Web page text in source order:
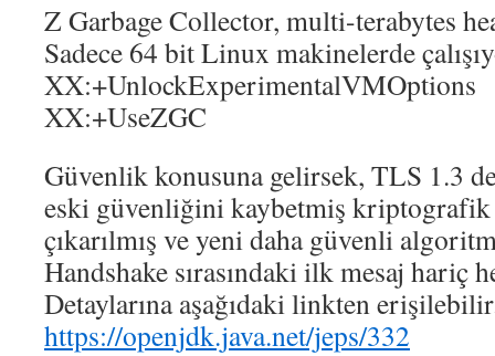
Z Garbage Collector, multi-terabytes
Sadece 64 bit Linux makinelerde
XX:+UnlockExperimentalVMOptions
XX:+UseZGC
Güvenlik konusuna gelirsek, TLS 1.3
eski güvenliğini kaybetmiş
çıkarılmış ve yeni daha güvenli
Handshake sırasındaki ilk mesaj hariç
Detaylarına aşağıdaki linkten
https://openjdk.java.net/jeps/332